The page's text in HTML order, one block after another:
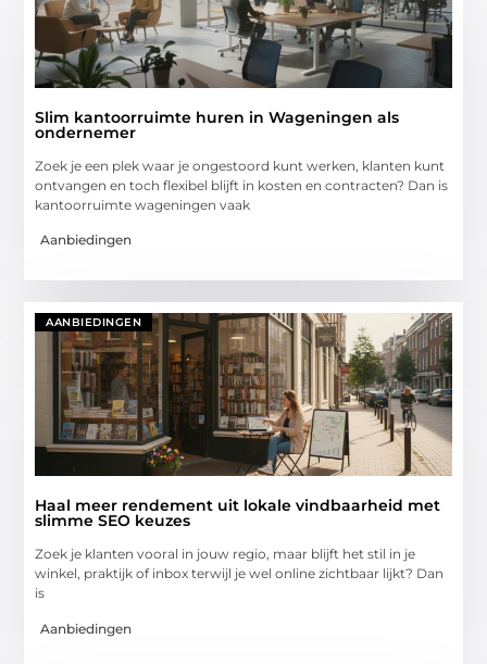
Slim kantoorruimte huren in Wageningen als
ondernemer
Zoek je een plek waar je ongestoord kunt werken, klanten kunt
ontvangen en toch flexibel blijft in kosten en contracten? Dan is
kantoorruimte wageningen vaak
Aanbiedingen
AANBIEDINGEN
Haal meer rendement uit lokale vindbaarheid met
slimme SEO keuzes
Zoek je klanten vooral in jouw regio, maar blijft het stil in je
winkel, praktijk of inbox terwijl je wel online zichtbaar lijkt? Dan
is
Aanbiedingen